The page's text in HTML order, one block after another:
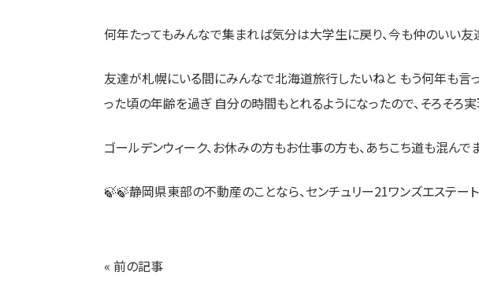
何年たってもみんなで集まれば気分は大学生に戻り、今も仲のいい友
友達が札幌にいる間にみんなで北海道旅行したいねと もう何年も言
った頃の年齢を過ぎ 自分の時間もとれるようになったので、そろそろ
ゴールデンウィーク、お休みの方もお仕事の方も、あちこち道も混ん
🍃🍃静岡県東部の不動産のことなら、センチュリー21ワンズエステー
« 前の記事